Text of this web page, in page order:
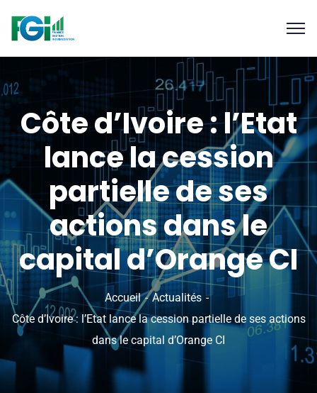
Côte d’Ivoire : l’Etat
lance la cession
partielle de ses
actions dans le
capital d’Orange CI
Accueil
Actualités
Côte d’Ivoire : l’Etat lance la cession partielle de ses actions
dans le capital d’Orange CI